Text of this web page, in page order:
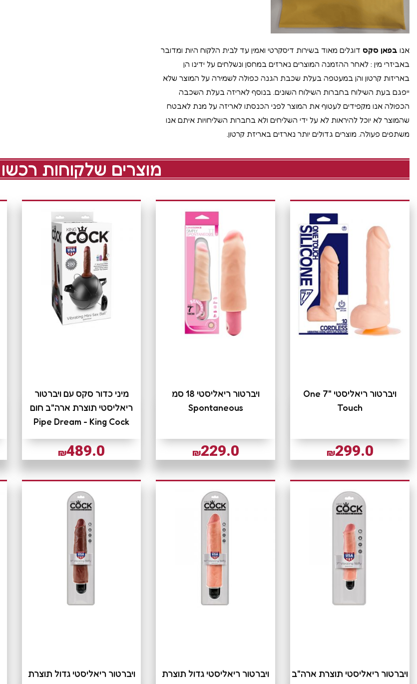
אנו בפאן סקס דוגלים מאוד בשירות דיסקרטי ואמין עד לבית הלקוח היות ומדובר
באביזרי מין : לאחר ההזמנה המוצרים נארזים במחסן ונשלחים על ידינו הן
באריזות קרטון והן במעטפה בעלת שכבת הגנה כפולה לשמירה על המוצר שלא
ייפגם בעת השילוח בחברות השילוח השונים. בנוסף לאריזה בעלת השכבה
הכפולה אנו מקפידים לעטוף את המוצר לפני הכנסתו לאריזה על מנת לאבטח
שהמוצר לא יוכל להיראות לא על ידי השליחים ולא בחברות השליחויות איתם אנו
משתפים פעולה. מוצרים גדולים יותר נארזים באריזת קרטון.
מוצרים שלקוחות רכשו
ויברטור ריאליסטי "7 One
Touch
₪299.0
ויברטור ריאליסטי 18 סמ
Spontaneous
₪229.0
מיני כדור סקס עם ויברטור
ריאליסטי תוצרת ארה"ב חום
Pipe Dream - King Cock
₪489.0
ויברטור ריאליסטי תוצרת ארה"ב
ויברטור ריאליסטי גדול תוצרת
ויברטור ריאליסטי גדול תוצרת